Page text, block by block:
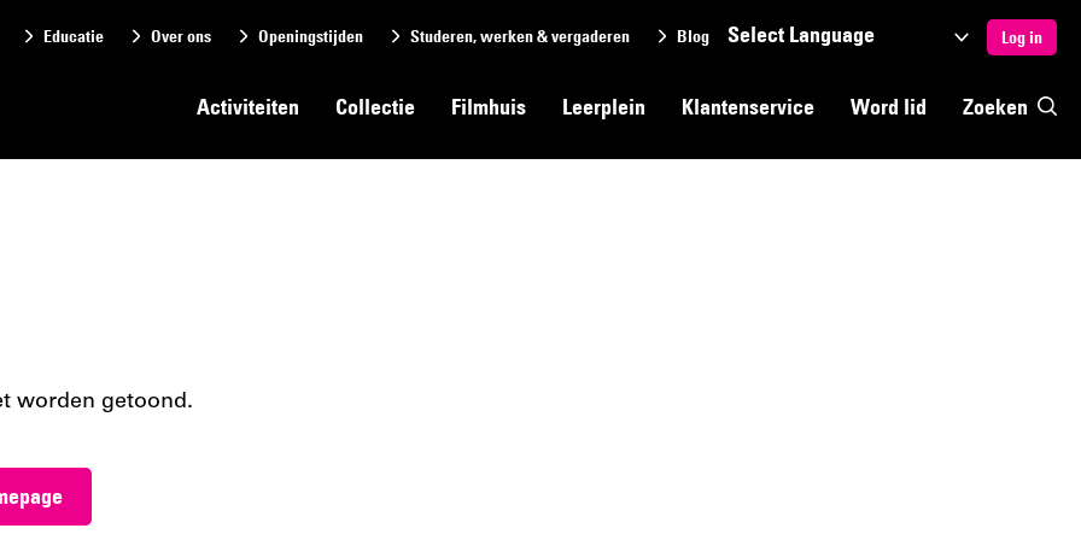
Activiteiten Collectie Filmhuis Leerplein Klantenservice Word lid Zoeken
Educatie Over ons Openingstijden Studeren, werken & vergaderen Blog
Selecteer
taal
Log in
worden getoond.